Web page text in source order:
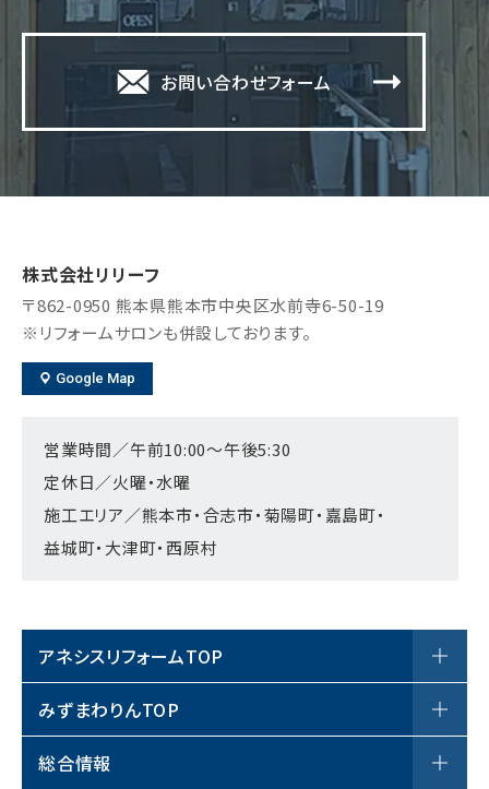
お問い合わせフォーム
株式会社リリーフ
〒862-0950 熊本県熊本市中央区水前寺6-50-19
※リフォームサロンも併設しております。
Google Map
営業時間／午前10:00～午後5:30
定休日／火曜・水曜
施工エリア／熊本市・合志市・菊陽町・嘉島町・
益城町・大津町・西原村
アネシスリフォームTOP
アネシスリフォームについて
サロン案内
みずまわりんTOP
商品一覧
総合情報